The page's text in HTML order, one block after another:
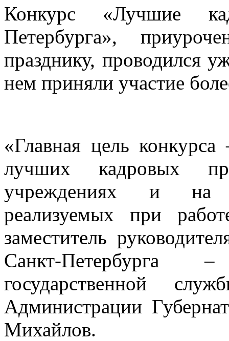
Конкурс «Лучшие
Петербурга»,
празднику, проводился
нем приняли участие
«Главная цель
лучших кадровых
учреждениях и на
реализуемых при
заместитель
Санкт-Петербурга
государственной
Администрации
Михайлов.